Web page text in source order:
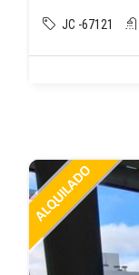
JC -67121